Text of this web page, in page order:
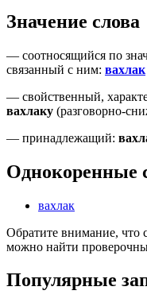
Значение слова
— соотносящийся по
связанный с ним: вахлак
— свойственный,
вахлаку (разговорно-
— принадлежащий:
Однокоренные
вахлак
Обратите внимание, что
можно найти
Популярные